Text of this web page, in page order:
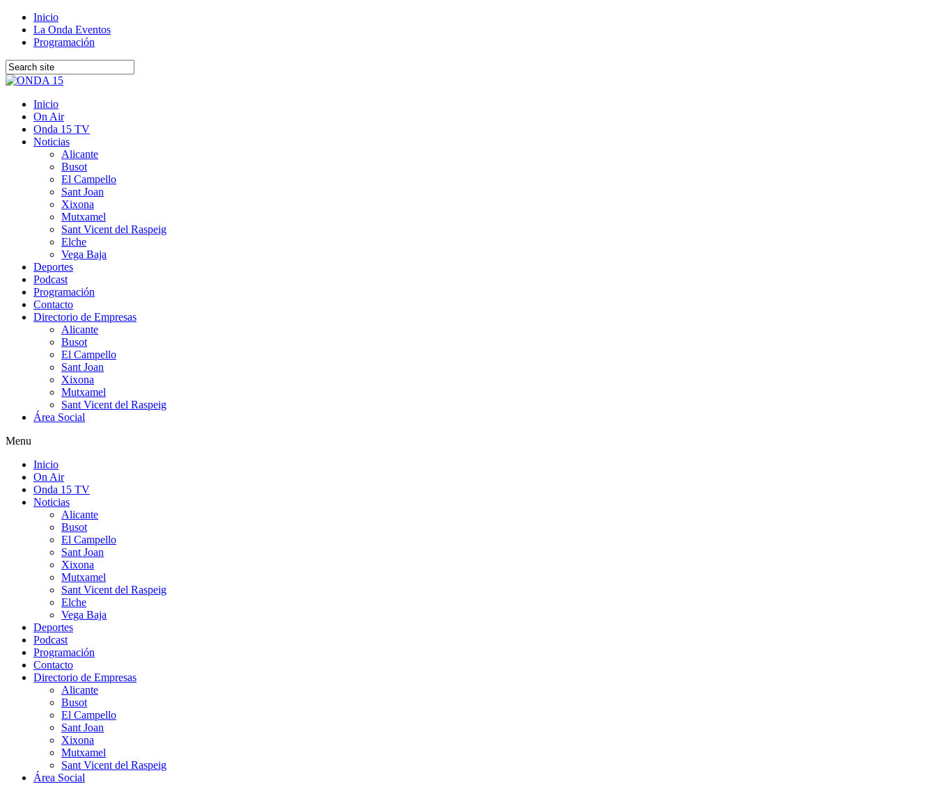
Inicio
La Onda Eventos
Programación
Inicio
On Air
Onda 15 TV
Noticias
Alicante
Busot
El Campello
Sant Joan
Xixona
Mutxamel
Sant Vicent del Raspeig
Elche
Vega Baja
Deportes
Podcast
Programación
Contacto
Directorio de Empresas
Alicante
Busot
El Campello
Sant Joan
Xixona
Mutxamel
Sant Vicent del Raspeig
Área Social
Menu
Inicio
On Air
Onda 15 TV
Noticias
Alicante
Busot
El Campello
Sant Joan
Xixona
Mutxamel
Sant Vicent del Raspeig
Elche
Vega Baja
Deportes
Podcast
Programación
Contacto
Directorio de Empresas
Alicante
Busot
El Campello
Sant Joan
Xixona
Mutxamel
Sant Vicent del Raspeig
Área Social